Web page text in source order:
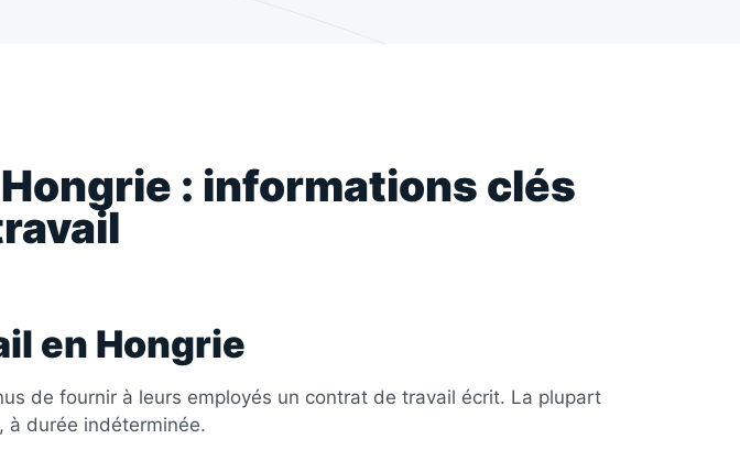
: informations clés
en Hongrie
de fournir à leurs employés un contrat de travail écrit. La plupart
à durée indéterminée.